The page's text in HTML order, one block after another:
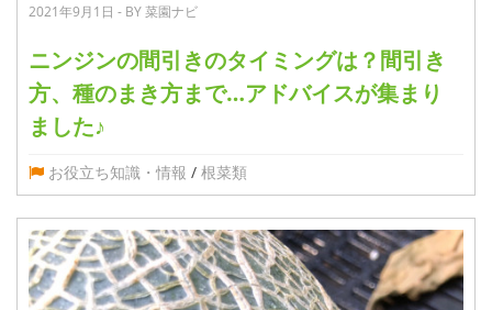
2021年9月1日 - BY 菜園ナビ
ニンジンの間引きのタイミングは？間引き
方、種のまき方まで…アドバイスが集まり
ました♪
お役立ち知識・情報 / 根菜類